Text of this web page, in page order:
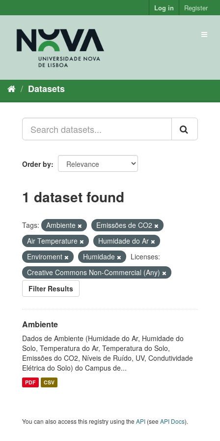
to
Log in Register
Datasets
Order by
1 dataset found
Tags: Ambiente
Emissões de CO2
Air Temperature
Humidade do Ar
Enviroment
Humidade
Licenses:
Creative Commons Non-Commercial (Any)
Filter Results
Ambiente
Dados de Ambiente (Humidade do Ar, Humidade do
Solo, Temperatura do Ar, Temperatura do Solo,
Emissões do CO2, Níveis de Ruído, UV, Condutividade
Elétrica do Solo) do Campus de...
PDF CSV
You can also access this registry using the API (see API Docs).